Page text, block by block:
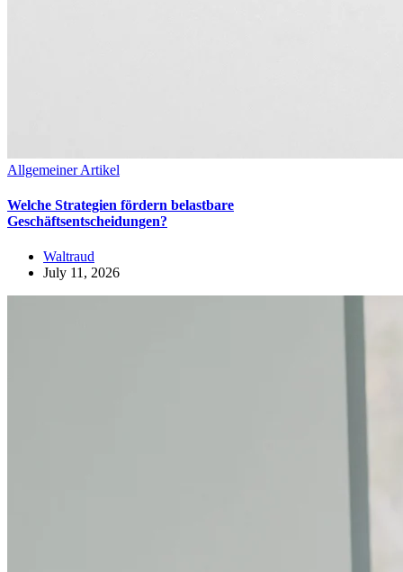
Allgemeiner Artikel
Welche Strategien fördern belastbare
Geschäftsentscheidungen?
Waltraud
July 11, 2026